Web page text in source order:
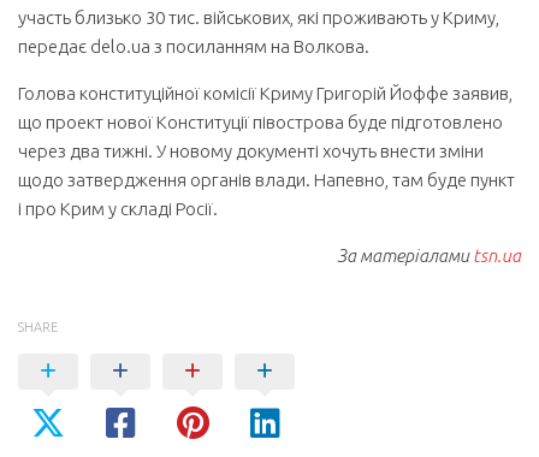
участь близько 30 тис. військових, які проживають у Криму,
передає delo.ua з посиланням на Волкова.
Голова конституційної комісії Криму Григорій Йоффе заявив,
що проект нової Конституції півострова буде підготовлено
через два тижні. У новому документі хочуть внести зміни
щодо затвердження органів влади. Напевно, там буде пункт
і про Крим у складі Росії.
За матеріаламиtsn.ua
SHARE